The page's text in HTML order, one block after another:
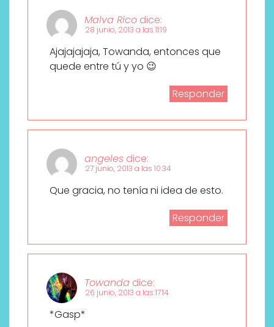
Malva Rico dice:
28 junio, 2013 a las 11:19
Ajajajajaja, Towanda, entonces que
quede entre tú y yo 😉
Responder
angeles dice:
27 junio, 2013 a las 10:34
Que gracia, no tenía ni idea de esto.
Responder
Towanda dice:
26 junio, 2013 a las 17:14
*Gasp*